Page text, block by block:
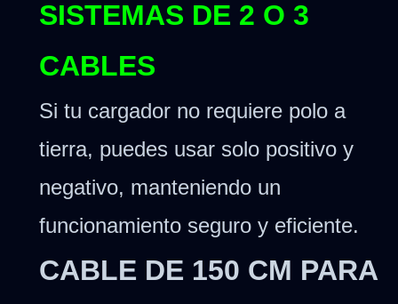
SISTEMAS DE 2 O 3
CABLES
Si tu cargador no requiere polo a
tierra, puedes usar solo positivo y
negativo, manteniendo un
funcionamiento seguro y eficiente.
CABLE DE 150 CM PARA